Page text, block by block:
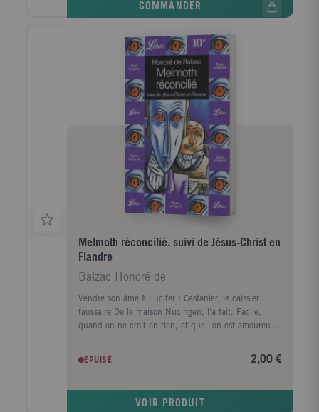
Chateaubriand, celui d'un certain XIX ? siècle :
du réel. Pour Lucien de Rubempré, échappé de son
Angoumois natal, la leçon passe par Paris. Et Paris,
révélateur impitoyable, dissipera les mirages
provinciaux, offrant à Lucien, en guise de gloire
rêvée, le sentiment de son néant et de sa solitude :
cela s'appelle devenir adulte.
COMMANDER
Melmoth réconcilié. suivi de Jésus-Christ en
Flandre
Balzac Honoré de
Vendre son âme à Lucifer ! Castanier, le caissier
faussaire De la maison Nucingen, l'a fait. Facile,
quand on ne croit en rien, et que l'on est amoureux
les mains potelées d'homme gras ! A lui maintenant
cet insupportable éclat du regard capable de broyer
débarrasser ? En dénichant l'âme faible prête à signer
EPUISÉ 2,00 €
VOIR PRODUIT